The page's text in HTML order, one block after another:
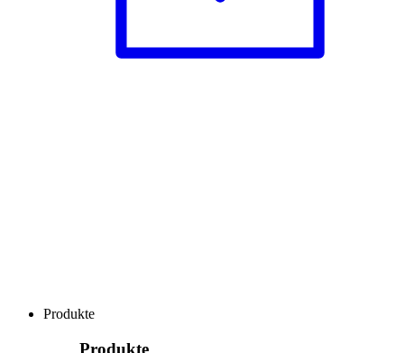
Produkte
Produkte